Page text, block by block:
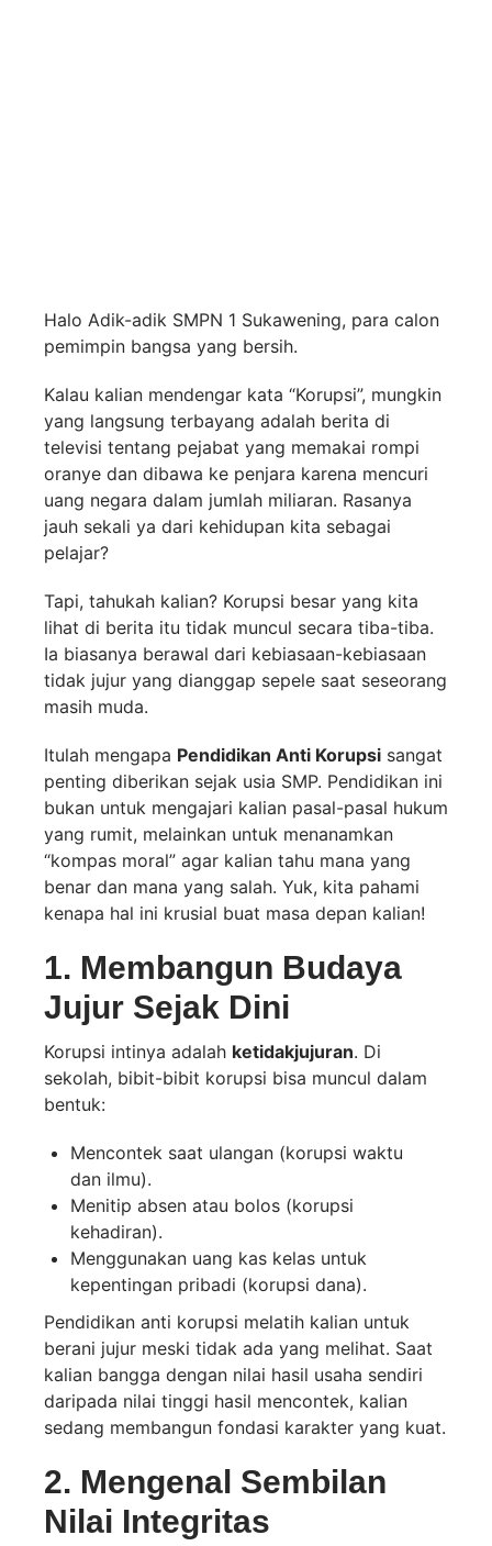
Halo Adik-adik SMPN 1 Sukawening, para calon
pemimpin bangsa yang bersih.
Kalau kalian mendengar kata “Korupsi”, mungkin
yang langsung terbayang adalah berita di
televisi tentang pejabat yang memakai rompi
oranye dan dibawa ke penjara karena mencuri
uang negara dalam jumlah miliaran. Rasanya
jauh sekali ya dari kehidupan kita sebagai
pelajar?
Tapi, tahukah kalian? Korupsi besar yang kita
lihat di berita itu tidak muncul secara tiba-tiba.
Ia biasanya berawal dari kebiasaan-kebiasaan
tidak jujur yang dianggap sepele saat seseorang
masih muda.
Itulah mengapa Pendidikan Anti Korupsi sangat
penting diberikan sejak usia SMP. Pendidikan ini
bukan untuk mengajari kalian pasal-pasal hukum
yang rumit, melainkan untuk menanamkan
“kompas moral” agar kalian tahu mana yang
benar dan mana yang salah. Yuk, kita pahami
kenapa hal ini krusial buat masa depan kalian!
1. Membangun Budaya
Jujur Sejak Dini
Korupsi intinya adalah ketidakjujuran. Di
sekolah, bibit-bibit korupsi bisa muncul dalam
bentuk:
Mencontek saat ulangan (korupsi waktu
dan ilmu).
Menitip absen atau bolos (korupsi
kehadiran).
Menggunakan uang kas kelas untuk
kepentingan pribadi (korupsi dana).
Pendidikan anti korupsi melatih kalian untuk
berani jujur meski tidak ada yang melihat. Saat
kalian bangga dengan nilai hasil usaha sendiri
daripada nilai tinggi hasil mencontek, kalian
sedang membangun fondasi karakter yang kuat.
2. Mengenal Sembilan
Nilai Integritas